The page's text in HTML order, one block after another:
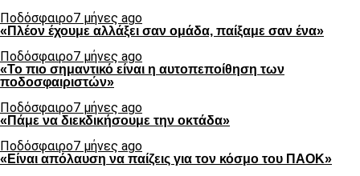
Ποδόσφαιρο7 μήνες ago
«Πλέον έχουμε αλλάξει σαν ομάδα, παίξαμε σαν ένα»
Ποδόσφαιρο7 μήνες ago
«Το πιο σημαντικό είναι η αυτοπεποίθηση των
ποδοσφαιριστών»
Ποδόσφαιρο7 μήνες ago
«Πάμε να διεκδικήσουμε την οκτάδα»
Ποδόσφαιρο7 μήνες ago
«Είναι απόλαυση να παίζεις για τον κόσμο του ΠΑΟΚ»